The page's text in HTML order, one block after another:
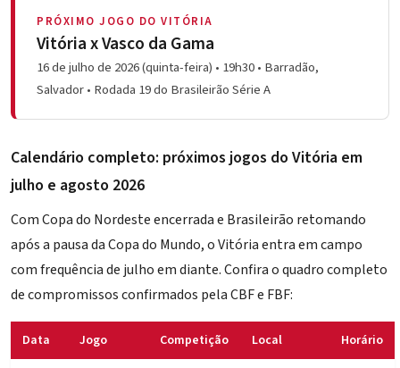
PRÓXIMO JOGO DO VITÓRIA
Vitória x Vasco da Gama
16 de julho de 2026 (quinta-feira) • 19h30 • Barradão,
Salvador • Rodada 19 do Brasileirão Série A
Calendário completo: próximos jogos do Vitória em
julho e agosto 2026
Com Copa do Nordeste encerrada e Brasileirão retomando
após a pausa da Copa do Mundo, o Vitória entra em campo
com frequência de julho em diante. Confira o quadro completo
de compromissos confirmados pela CBF e FBF:
Data Jogo Competição Local Horário